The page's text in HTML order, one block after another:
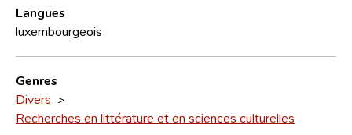
Langues
luxembourgeois
Genres
Divers >
Recherches en littérature et en sciences culturelles